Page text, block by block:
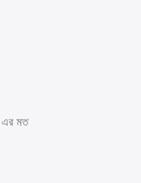
এর মত